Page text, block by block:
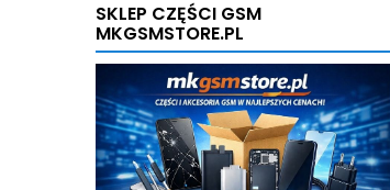
SKLEP CZĘŚCI GSM
MKGSMSTORE.PL